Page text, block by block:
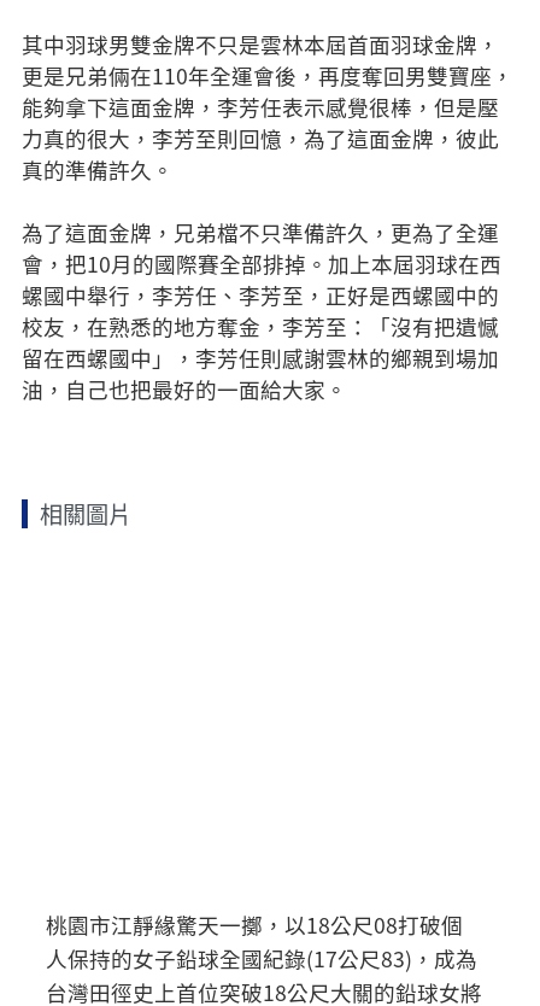
其中羽球男雙金牌不只是雲林本屆首面羽球金牌，
更是兄弟倆在110年全運會後，再度奪回男雙寶座，
能夠拿下這面金牌，李芳任表示感覺很棒，但是壓
力真的很大，李芳至則回憶，為了這面金牌，彼此
真的準備許久。
為了這面金牌，兄弟檔不只準備許久，更為了全運
會，把10月的國際賽全部排掉。加上本屆羽球在西
螺國中舉行，李芳任、李芳至，正好是西螺國中的
校友，在熟悉的地方奪金，李芳至：「沒有把遺憾
留在西螺國中」，李芳任則感謝雲林的鄉親到場加
油，自己也把最好的一面給大家。
相關圖片
桃園市江靜緣驚天一擲，以18公尺08打破個
人保持的女子鉛球全國紀錄(17公尺83)，成為
台灣田徑史上首位突破18公尺大關的鉛球女將